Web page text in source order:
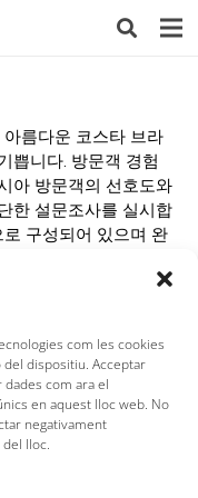
com les cookies
dispositiu. Acceptar
com ara el
en aquest lloc web. No
negativament
lloc.